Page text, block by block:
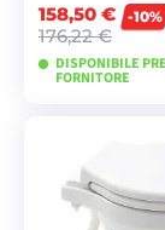
158,50 €
176,22 €
-10%
DISPONIBILE
FORNITORE